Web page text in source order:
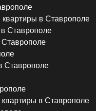
квартиры в Ставрополе
в Ставрополе
Ставрополе
Ставрополе
квартиры в Ставрополе